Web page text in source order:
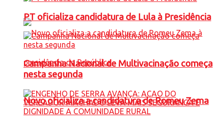
Novo oficializa a candidatura de Romeu Zema
PT oficializa candidatura de Lula à Presidência
Campanha Nacional de Multivacinação começa
nesta segunda